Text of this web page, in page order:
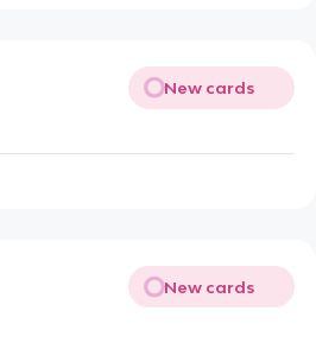
New cards
New cards